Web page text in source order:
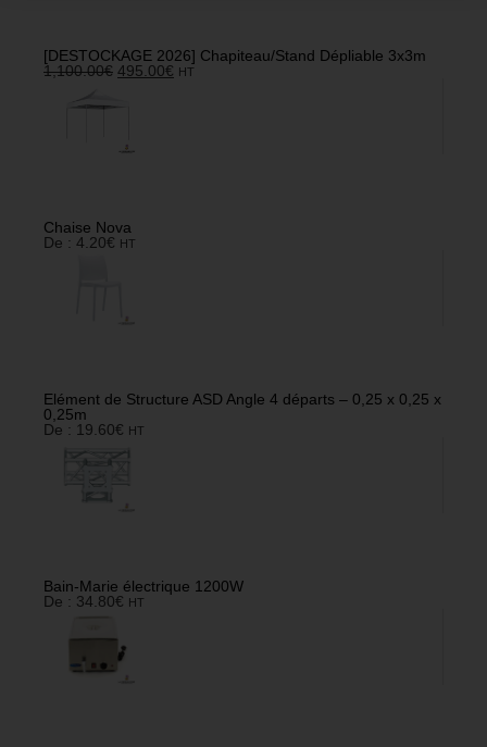
[DESTOCKAGE 2026] Chapiteau/Stand Dépliable 3x3m
1,100.00€ 495.00€ HT
Chaise Nova
De : 4.20€ HT
Elément de Structure ASD Angle 4 départs – 0,25 x 0,25 x
0,25m
De : 19.60€ HT
Bain-Marie électrique 1200W
De : 34.80€ HT